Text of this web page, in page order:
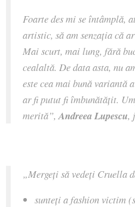
Foarte des mi se întâmplă,
artistic, să am senzația că
Mai scurt, mai lung, fără
cealaltă. De data asta, nu
este cea mai bună variantă
ar fi putut fi îmbunătățit.
merită”, Andreea Lupescu,
„Mergeți să vedeți Cruella
sunteți a fashion victim